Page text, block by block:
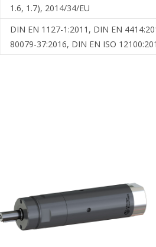
1.6, 1.7), 2014/34/EU
DIN EN 1127-1:2011, DIN EN
80079-37:2016, DIN EN ISO